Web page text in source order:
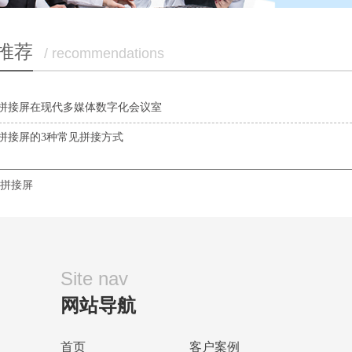
荐 / recommendations
接屏在现代多媒体数字化会议室
接屏的3种常见拼接方式
接屏
Site nav
网站导航
首页 客户案例